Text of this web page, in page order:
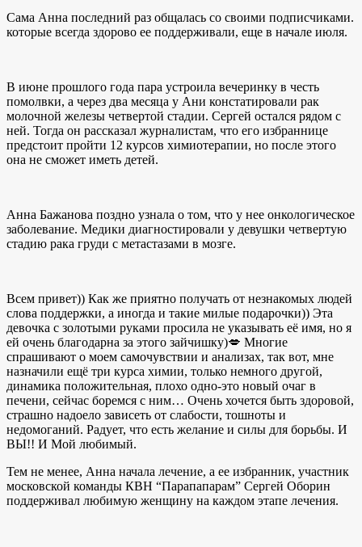
Сама Анна последний раз общалась со своими подписчиками.
которые всегда здорово ее поддерживали, еще в начале июля.
В июне прошлого года пара устроила вечеринку в честь
помолвки, а через два месяца у Ани констатировали рак
молочной железы четвертой стадии. Сергей остался рядом с
ней. Тогда он рассказал журналистам, что его избраннице
предстоит пройти 12 курсов химиотерапии, но после этого
она не сможет иметь детей.
Анна Бажанова поздно узнала о том, что у нее онкологическое
заболевание. Медики диагностировали у девушки четвертую
стадию рака груди с метастазами в мозге.
Всем привет)) Как же приятно получать от незнакомых людей
слова поддержки, а иногда и такие милые подарочки)) Эта
девочка с золотыми руками просила не указывать её имя, но я
ей очень благодарна за этого зайчишку)💋 Многие
спрашивают о моем самочувствии и анализах, так вот, мне
назначили ещё три курса химии, только немного другой,
динамика положительная, плохо одно-это новый очаг в
печени, сейчас боремся с ним… Очень хочется быть здоровой,
страшно надоело зависеть от слабости, тошноты и
недомоганий. Радует, что есть желание и силы для борьбы. И
ВЫ!! И Мой любимый.
Тем не менее, Анна начала лечение, а ее избранник, участник
московской команды КВН “Парапапарам” Сергей Оборин
поддерживал любимую женщину на каждом этапе лечения.